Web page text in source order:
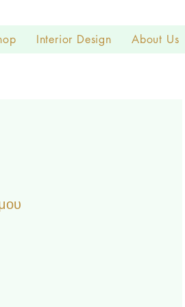
Interior Design About Us